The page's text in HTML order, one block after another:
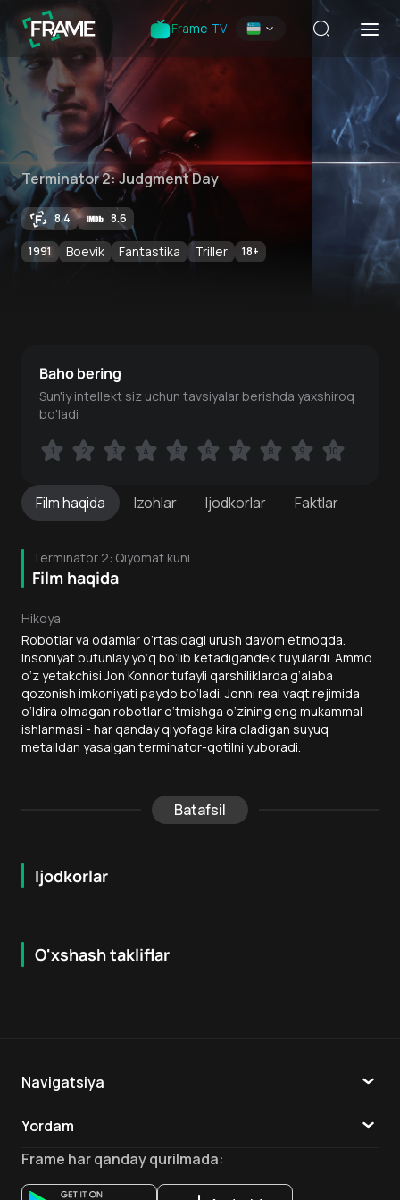
Frame TV
Terminator 2: Judgment Day
8.4 8.6
1991 Boevik Fantastika Triller 18+
Filmhaqida Izohlar Ijodkorlar Faktlar
Terminator 2: Qiyomat kuni
Film haqida
Hikoya
Robotlar va odamlar o‘rtasidagi urush davom etmoqda.
Insoniyat butunlay yo‘q bo‘lib ketadigandek tuyulardi. Ammo
o‘z yetakchisi Jon Konnor tufayli qarshiliklarda g‘alaba
qozonish imkoniyati paydo bo‘ladi. Jonni real vaqt rejimida
o‘ldira olmagan robotlar o‘tmishga o‘zining eng mukammal
ishlanmasi - har qanday qiyofaga kira oladigan suyuq
metalldan yasalgan terminator-qotilni yuboradi.
Batafsil
Ijodkorlar
Baho bering
Sun'iy intellekt siz uchun tavsiyalar berishda yaxshiroq
bo'ladi
1 2 3 4 5 6 7 8 9 10
1 2 3 4 5 6 7 8 9 10
O'xshash takliflar
16 + 7.9
Navigatsiya
Yordam
Aloqa
Ilovalar
Frame har qanday qurilmada: